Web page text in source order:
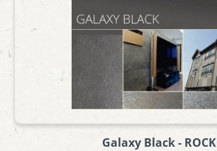
Galaxy Black - ROCK